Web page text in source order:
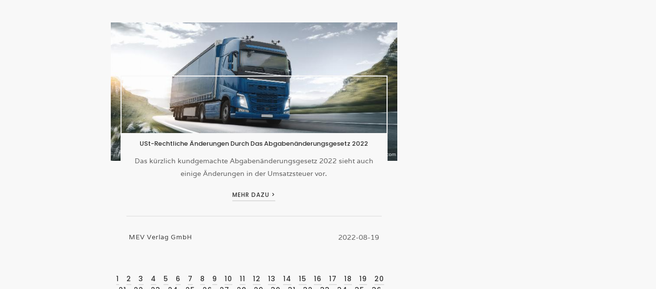
USt-Rechtliche Änderungen Durch Das Abgabenänderungsgesetz 2022
Das kürzlich kundgemachte Abgabenänderungsgesetz 2022 sieht auch
einige Änderungen in der Umsatzsteuer vor.
MEHR DAZU >
MEV Verlag GmbH 2022-08-19
1 2 3 4 5 6 7 8 9 10 11 12 13 14 15 16 17 18 19
20